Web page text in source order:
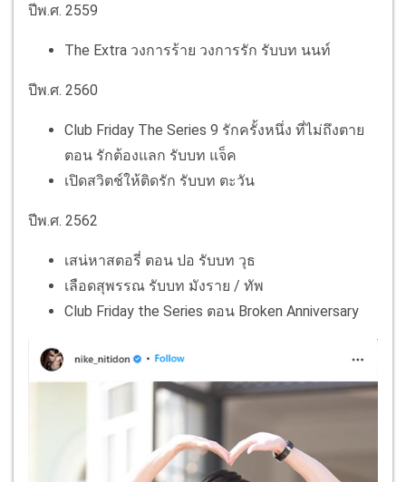
ปีพ.ศ. 2559
The Extra วงการร้าย วงการรัก รับบท นนท์
ปีพ.ศ. 2560
Club Friday The Series 9 รักครั้งหนึ่ง ที่ไม่ถึงตาย
ตอน รักต้องแลก รับบท แจ็ค
เปิดสวิตช์ให้ติดรัก รับบท ตะวัน
ปีพ.ศ. 2562
เสน่หาสตอรี่ ตอน ปอ รับบท วุธ
เลือดสุพรรณ รับบท มังราย / ทัพ
Club Friday the Series ตอน Broken Anniversary